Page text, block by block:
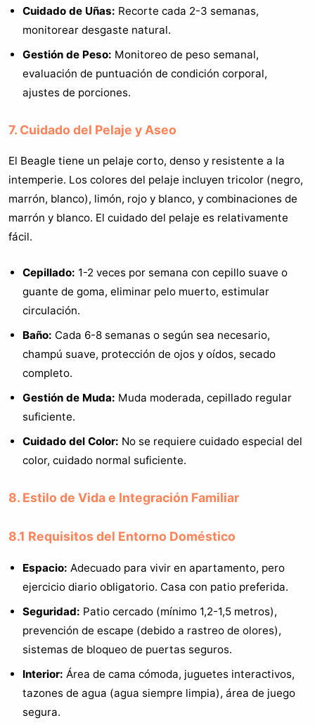
Cuidado de Uñas: Recorte cada 2-3 semanas,
monitorear desgaste natural.
Gestión de Peso: Monitoreo de peso semanal,
evaluación de puntuación de condición corporal,
ajustes de porciones.
7. Cuidado del Pelaje y Aseo
El Beagle tiene un pelaje corto, denso y resistente a la
intemperie. Los colores del pelaje incluyen tricolor (negro,
marrón, blanco), limón, rojo y blanco, y combinaciones de
marrón y blanco. El cuidado del pelaje es relativamente
fácil.
Cepillado: 1-2 veces por semana con cepillo suave o
guante de goma, eliminar pelo muerto, estimular
circulación.
Baño: Cada 6-8 semanas o según sea necesario,
champú suave, protección de ojos y oídos, secado
completo.
Gestión de Muda: Muda moderada, cepillado regular
suficiente.
Cuidado del Color: No se requiere cuidado especial del
color, cuidado normal suficiente.
8. Estilo de Vida e Integración Familiar
8.1 Requisitos del Entorno Doméstico
Espacio: Adecuado para vivir en apartamento, pero
ejercicio diario obligatorio. Casa con patio preferida.
Seguridad: Patio cercado (mínimo 1,2-1,5 metros),
prevención de escape (debido a rastreo de olores),
sistemas de bloqueo de puertas seguros.
Interior: Área de cama cómoda, juguetes interactivos,
tazones de agua (agua siempre limpia), área de juego
segura.